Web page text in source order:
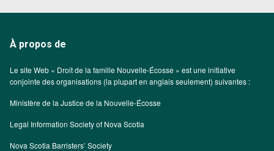
À propos de
Le site Web « Droit de la famille Nouvelle-Écosse » est une initiative
conjointe des organisations (la plupart en anglais seulement) suivantes :
Ministère de la Justice de la Nouvelle-Écosse
Legal Information Society of Nova Scotia
Nova Scotia Barristers’ Society